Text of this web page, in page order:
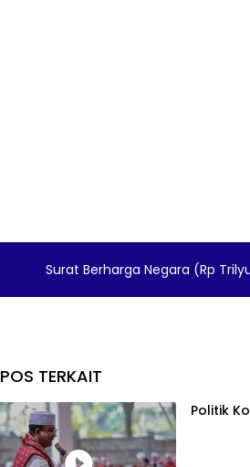
Surat Berharga Negara (Rp
POS TERKAIT
Politik